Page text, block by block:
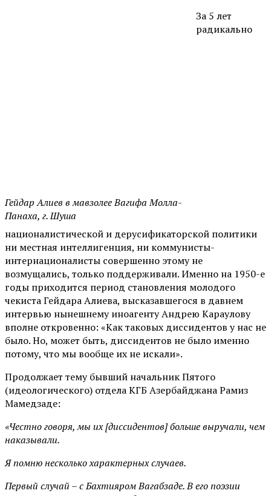
Гейдар Алиев в мавзолее Вагифа Молла-
Панаха, г. Шуша
За 5 лет
радикально
националистической и дерусификаторской политики
ни местная интеллигенция, ни коммунисты-
интернационалисты совершенно этому не
возмущались, только поддерживали. Именно на 1950-е
годы приходится период становления молодого
чекиста Гейдара Алиева, высказавшегося в давнем
интервью нынешнему иноагенту Андрею Караулову
вполне откровенно: «Как таковых диссидентов у нас не
было. Но, может быть, диссидентов не было именно
потому, что мы вообще их не искали».
Продолжает тему бывший начальник Пятого
(идеологического) отдела КГБ Азербайджана Рамиз
Мамедзаде:
«Честно говоря, мы их [диссидентов] больше выручали, чем
наказывали.
Я помню несколько характерных случаев.
Первый случай – с Бахтияром Вагабзаде. В его поэзии